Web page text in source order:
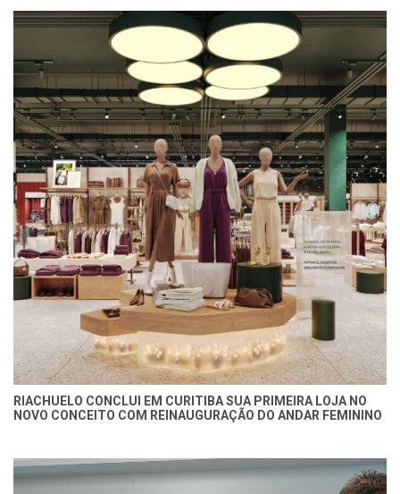
RIACHUELO CONCLUI EM CURITIBA SUA PRIMEIRA LOJA NO
NOVO CONCEITO COM REINAUGURAÇÃO DO ANDAR FEMININO